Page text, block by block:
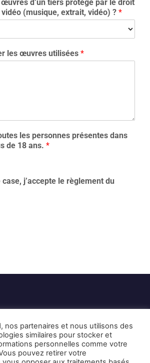
d’un tiers protégé par le droit
vidéo (musique, extrait, vidéo) ? *
les œuvres utilisées *
les personnes présentes dans
de 18 ans. *
j’accepte le règlement du
et CGU Crédits
nos partenaires et nous utilisons des
similaires pour stocker et
personnelles comme votre
pouvez retirer votre